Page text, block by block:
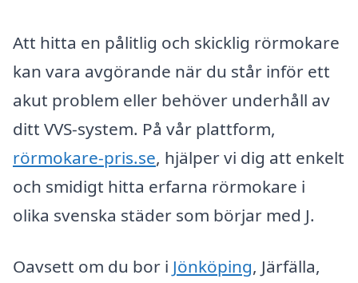
Att hitta en pålitlig och skicklig rörmokare
kan vara avgörande när du står inför ett
akut problem eller behöver underhåll av
ditt VVS-system. På vår plattform,
rörmokare-pris.se, hjälper vi dig att enkelt
och smidigt hitta erfarna rörmokare i
olika svenska städer som börjar med J.
Oavsett om du bor i Jönköping, Järfälla,